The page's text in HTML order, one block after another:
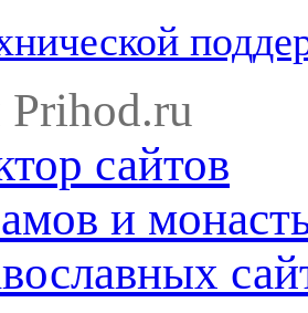
сайтов
и